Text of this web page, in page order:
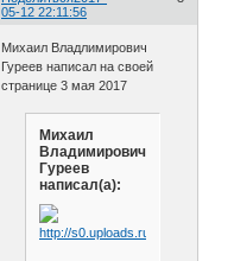
05-12 22:11:56
Михаил Владлимирович
Гуреев написал на своей
странице 3 мая 2017
Михаил
Владимирович
Гуреев
написал(а):